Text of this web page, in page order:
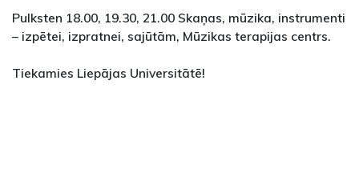
Pulksten 18.00, 19.30, 21.00 Skaņas, mūzika, instrumenti
– izpētei, izpratnei, sajūtām, Mūzikas terapijas centrs.
Tiekamies Liepājas Universitātē!